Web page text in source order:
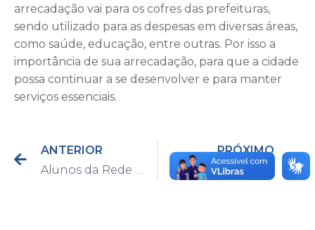
arrecadação vai para os cofres das prefeituras,
sendo utilizado para as despesas em diversas áreas,
como saúde, educação, entre outras. Por isso a
importância de sua arrecadação, para que a cidade
possa continuar a se desenvolver e para manter
serviços essenciais.
ANTERIOR
PRÓXIMO